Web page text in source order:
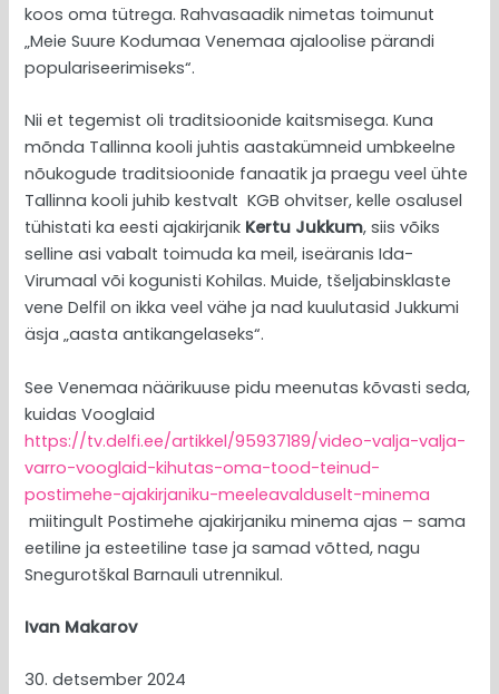
koos oma tütrega. Rahvasaadik nimetas toimunut
„Meie Suure Kodumaa Venemaa ajaloolise pärandi
populariseerimiseks“.
Nii et tegemist oli traditsioonide kaitsmisega. Kuna
mõnda Tallinna kooli juhtis aastakümneid umbkeelne
nõukogude traditsioonide fanaatik ja praegu veel ühte
Tallinna kooli juhib kestvalt KGB ohvitser, kelle osalusel
tühistati ka eesti ajakirjanik Kertu Jukkum, siis võiks
selline asi vabalt toimuda ka meil, iseäranis Ida-
Virumaal või kogunisti Kohilas. Muide, tšeljabinsklaste
vene Delfil on ikka veel vähe ja nad kuulutasid Jukkumi
äsja „aasta antikangelaseks“.
See Venemaa näärikuuse pidu meenutas kõvasti seda,
kuidas Vooglaid
https://tv.delfi.ee/artikkel/95937189/video-valja-valja-
varro-vooglaid-kihutas-oma-tood-teinud-
postimehe-ajakirjaniku-meeleavalduselt-minema
miitingult Postimehe ajakirjaniku minema ajas – sama
eetiline ja esteetiline tase ja samad võtted, nagu
Snegurotškal Barnauli utrennikul.
Ivan Makarov
30. detsember 2024